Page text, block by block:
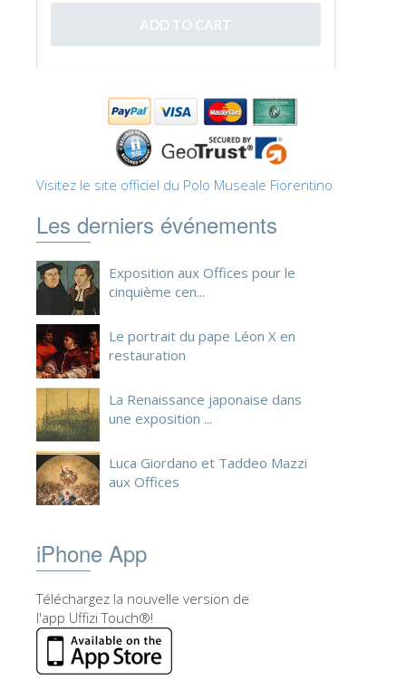
FR
ENGLISH
DEUTSCH
FRANÇAIS
Visitez le site officiel du Polo Museale Fiorentino
Les derniers événements
Exposition aux Offices pour le
cinquième cen...
Le portrait du pape Léon X en
restauration
La Renaissance japonaise dans
une exposition ...
Luca Giordano et Taddeo Mazzi
aux Offices
iPhone App
Téléchargez la nouvelle version de
l'app Uffizi Touch®!